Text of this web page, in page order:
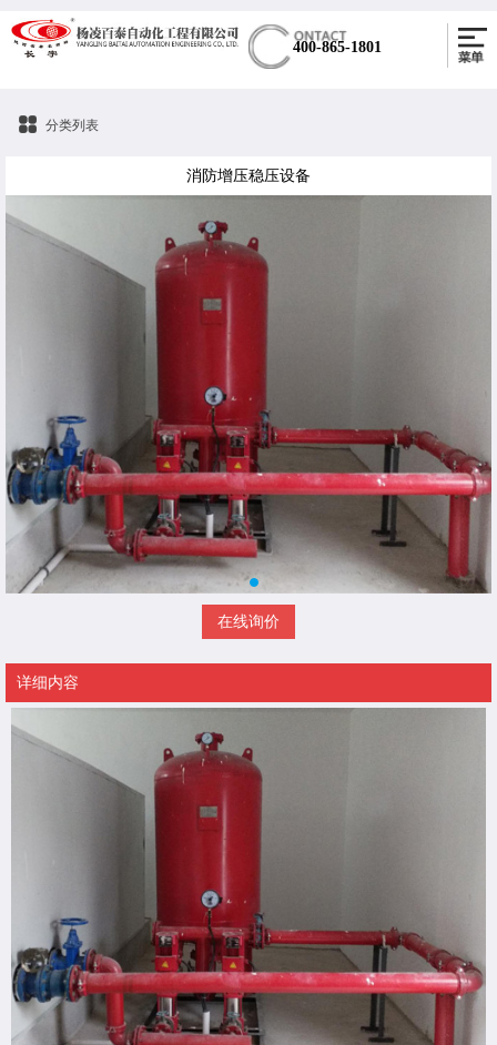
400-865-1801
分类列表
消防增压稳压设备
在线询价
详细内容